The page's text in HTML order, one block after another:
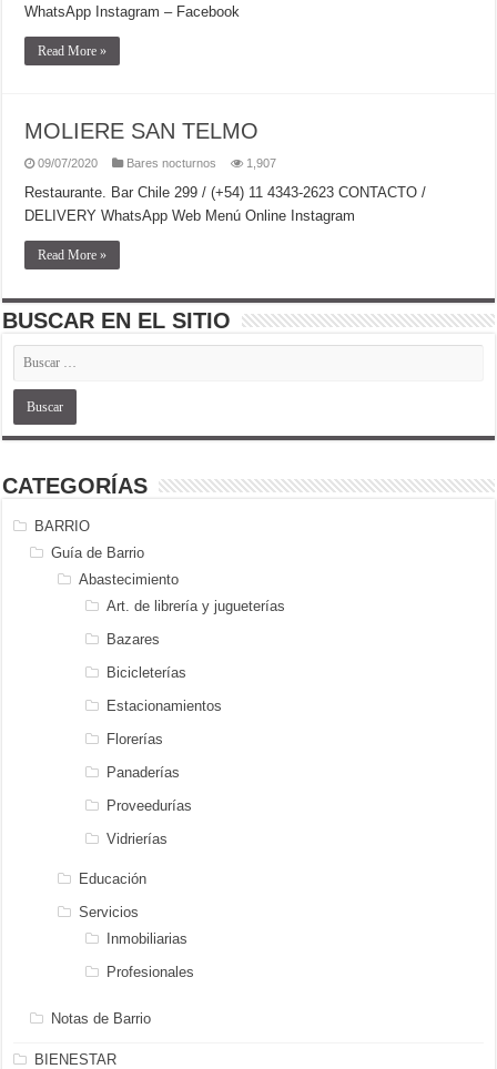
WhatsApp Instagram – Facebook
Read More »
MOLIERE SAN TELMO
09/07/2020 Bares nocturnos 1,907
Restaurante. Bar Chile 299 / (+54) 11 4343-2623 CONTACTO /
DELIVERY WhatsApp Web Menú Online Instagram
Read More »
BUSCAR EN EL SITIO
CATEGORÍAS
BARRIO
Guía de Barrio
Abastecimiento
Art. de librería y jugueterías
Bazares
Bicicleterías
Estacionamientos
Florerías
Panaderías
Proveedurías
Vidrierías
Educación
Servicios
Inmobiliarias
Profesionales
Notas de Barrio
BIENESTAR